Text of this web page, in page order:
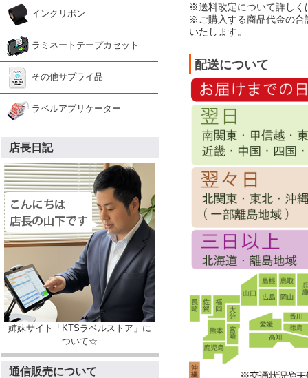
インクリボン
ラミネートテープカセット
その他サプライ品
ラベルアプリケーター
店長日記
姉妹サイト「KTSラベルストア」に
ついて☆
通信販売について
※送料改定について詳しく
※ご購入する商品代金の合
いたします。
配送について